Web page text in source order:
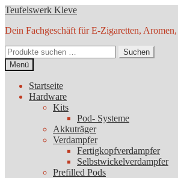
Zur
springen
Zum
springen
Teufelswerk Kleve
Dein Fachgeschäft für E-Zigaretten,
Suchen
nach:
Suchen
Menü
Startseite
Hardware
Kits
Pod- Systeme
Akkuträger
Verdampfer
Fertigkopfverdampfer
Selbstwickelverdampfer
Prefilled Pods